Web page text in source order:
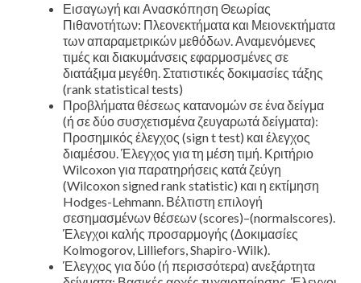
Εισαγωγή και Ανασκόπηση Θεωρίας
Πιθανοτήτων: Πλεονεκτήματα και Μειονεκτήματα
των απαραμετρικών μεθόδων. Αναμενόμενες
τιμές και διακυμάνσεις εφαρμοσμένες σε
διατάξιμα μεγέθη. Στατιστικές δοκιμασίες τάξης
(rank statistical tests)
Προβλήματα θέσεως κατανομών σε ένα δείγμα
(ή σε δύο συσχετισμένα ζευγαρωτά δείγματα):
Προσημικός έλεγχος (sign t test) και έλεγχος
διαμέσου. Έλεγχος για τη μέση τιμή. Κριτήριο
Wilcoxon για παρατηρήσεις κατά ζεύγη
(Wilcoxon signed rank statistic) και η εκτίμηση
Hodges-Lehmann. Βέλτιστη επιλογή
σεσημασμένων θέσεων (scores)–(normalscores).
Έλεγχοι καλής προσαρμογής (Δοκιμασίες
Kolmogorov, Lilliefors, Shapiro-Wilk).
Έλεγχος για δύο (ή περισσότερα) ανεξάρτητα